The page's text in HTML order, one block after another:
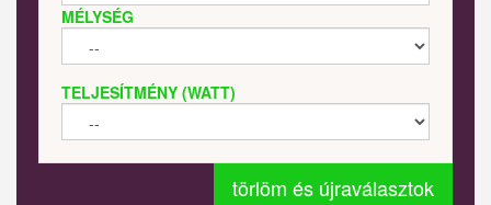
MÉLYSÉG
TELJESÍTMÉNY (WATT)
törlöm és újraválasztok